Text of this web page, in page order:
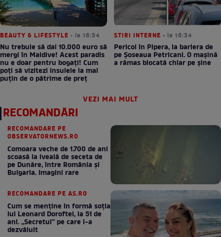
BEAUTY & LIFESTYLE • la 16:34
Nu trebuie să dai 10.000 euro să
mergi în Maldive! Acest paradis
nu e doar pentru bogați! Cum
poți să vizitezi insulele la mai
puțin de o pătrime de preț
STIRI INTERNE • la 16:34
Pericol în Pipera, la bariera de
pe Șoseaua Petricani. O mașină
a rămas blocată chiar pe șine
VEZI MAI MULT
RECOMANDĂRI
RECOMANDARE PE
OBSERVATORNEWS.RO
Comoara veche de 1.700 de ani
scoasă la iveală de seceta de
pe Dunăre, între România şi
Bulgaria. Imagini rare
RECOMANDARE PE AS.RO
Cum se menţine în formă soţia
lui Leonard Doroftei, la 51 de
ani. „Secretul” pe care l-a
dezvăluit